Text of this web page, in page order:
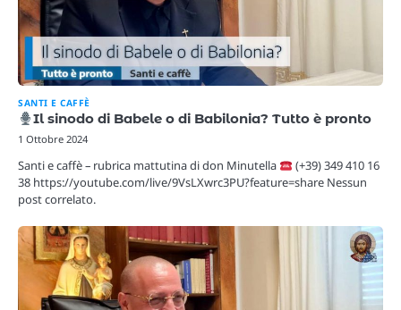
SANTI E CAFFÈ
Il sinodo di Babele o di Babilonia? Tutto è pronto
1 Ottobre 2024
Santi e caffè – rubrica mattutina di don Minutella
(+39) 349 410 16
38 https://youtube.com/live/9VsLXwrc3PU?feature=share Nessun
post correlato.